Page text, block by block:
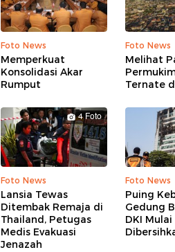
Foto News
Memperkuat
Konsolidasi Akar
Rumput
Foto News
Melihat
Ternate
4 Foto
Foto News
Lansia Tewas
Ditembak Remaja di
Thailand, Petugas
Medis Evakuasi
Jenazah
Foto News
Puing
Gedung
DKI Mulai